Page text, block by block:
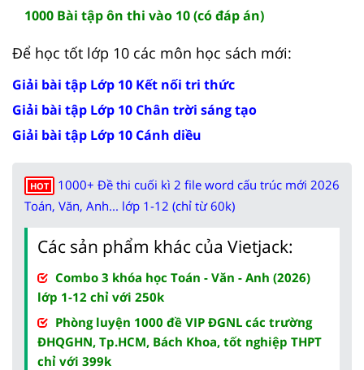
1000 Bài tập ôn thi vào 10 (có đáp án)
Để học tốt lớp 10 các môn học sách mới:
Giải bài tập Lớp 10 Kết nối tri thức
Giải bài tập Lớp 10 Chân trời sáng tạo
Giải bài tập Lớp 10 Cánh diều
HOT
1000+ Đề thi cuối kì 2 file word cấu trúc mới 2026
Toán, Văn, Anh... lớp 1-12 (chỉ từ 60k)
Các sản phẩm khác của Vietjack:
Combo 3 khóa học Toán - Văn - Anh (2026)
lớp 1-12 chỉ với 250k
Phòng luyện 1000 đề VIP ĐGNL các trường
ĐHQGHN, Tp.HCM, Bách Khoa, tốt nghiệp THPT
chỉ với 399k